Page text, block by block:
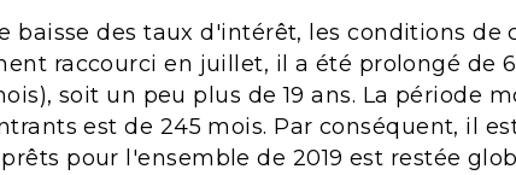
baisse des taux d'intérêt, les conditions
raccourci en juillet, il a été prolongé
soit un peu plus de 19 ans. La période
est de 245 mois. Par conséquent, il
pour l'ensemble de 2019 est restée